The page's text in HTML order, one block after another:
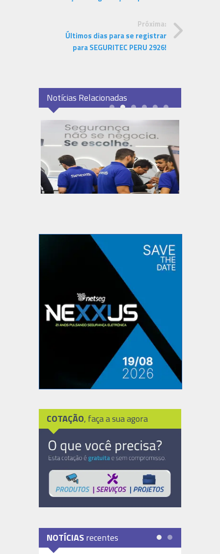
Próxima:
Últimos dias para se registrar
para SEGURITEC PERU 2926!
Notícias Relacionadas
COTAÇÃO, faça a sua agora
NOTÍCIASrecentes